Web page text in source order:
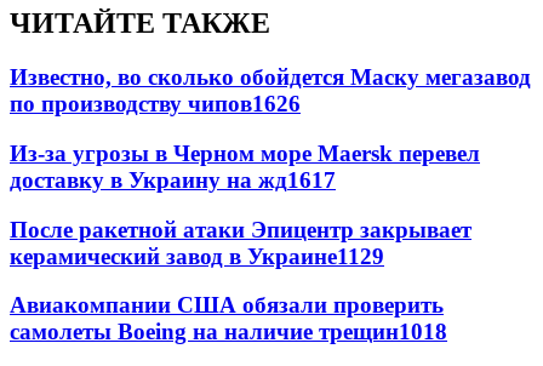
ЧИТАЙТЕ ТАКЖЕ
Известно, во сколько обойдется Маску мегазавод
по производству чипов1626
Из-за угрозы в Черном море Maersk перевел
доставку в Украину на жд1617
После ракетной атаки Эпицентр закрывает
керамический завод в Украине1129
Авиакомпании США обязали проверить
самолеты Boeing на наличие трещин1018